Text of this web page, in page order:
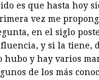
es que hasta hoy
vez me
en el siglo
y si la tiene,
hubo y hay varios
de los más